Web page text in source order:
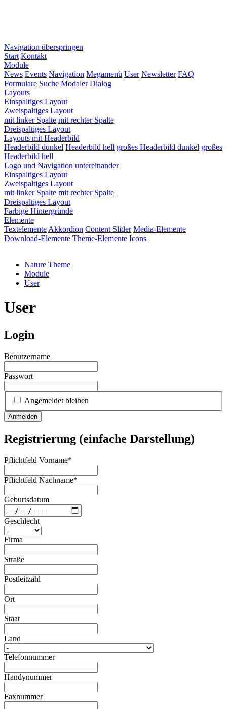
Navigation überspringen
Start Kontakt
Module
News Events Navigation Megamenü User Newsletter FAQ
Formulare Suche Modaler Dialog
Layouts
Einspaltiges Layout
Zweispaltiges Layout
mit linker Spalte mit rechter Spalte
Dreispaltiges Layout
Layouts mit Headerbild
Headerbild dunkel Headerbild hell großes Headerbild dunkel großes
Headerbild hell
Logo und Navigation untereinander
Einspaltiges Layout
Zweispaltiges Layout
mit linker Spalte mit rechter Spalte
Dreispaltiges Layout
Farbige Hintergründe
Elemente
Textelemente Akkordion Content Slider Media-Elemente
Download-Elemente Theme-Elemente Icons
Nature Theme
Module
User
User
Login
Benutzername
Passwort
Angemeldet bleiben
Anmelden
Registrierung (einfache Darstellung)
Pflichtfeld Vorname*
Pflichtfeld Nachname*
Geburtsdatum
Geschlecht
Firma
Straße
Postleitzahl
Ort
Staat
Land
Telefonnummer
Handynummer
Faxnummer